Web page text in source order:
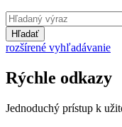
Hľadať
rozšírené vyhľadávanie
Rýchle odkazy
Jednoduchý prístup k